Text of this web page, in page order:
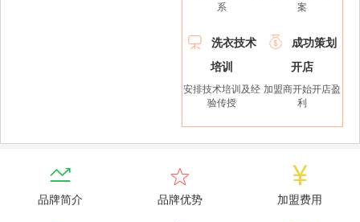
系
案

洗衣技术
培训
安排技术培训及经
验传授

成功策划
开店
加盟商开始开店盈
利

品牌简介

品牌优势

加盟费用